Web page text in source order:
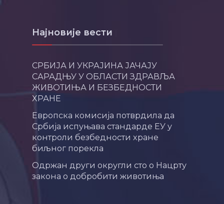
Најновије вести
СРБИЈА И УКРАЈИНА ЈАЧАЈУ
САРАДЊУ У ОБЛАСТИ ЗДРАВЉА
ЖИВОТИЊА И БЕЗБЕДНОСТИ
ХРАНЕ
Европска комисија потврдила да
Србија испуњава стандарде ЕУ у
контроли безбедности хране
биљног порекла
Одржан други округли сто о Нацрту
закона о добробити животиња